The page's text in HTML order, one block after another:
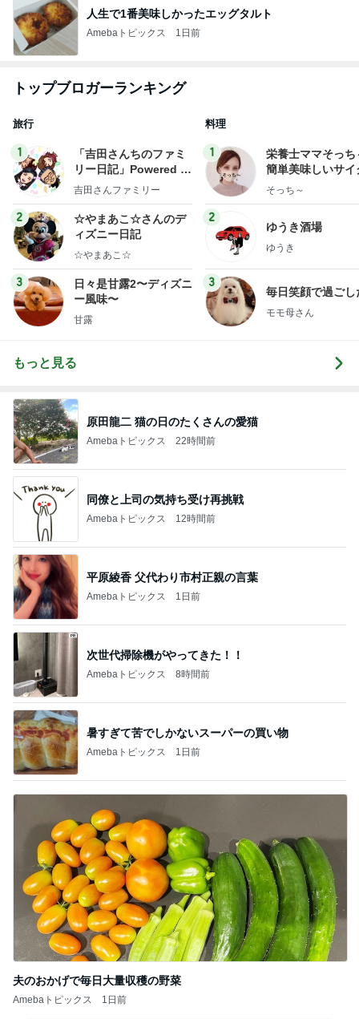
人生で1番美味しかったエッグタルト
Amebaトピックス 1日前
トップブロガーランキング
旅行
1
「吉田さんちのファミ
リー日記」Powered b
y Ameba 吉田さんファ
ログ
吉田さんファミリー
2
☆やまあこ☆さんのデ
ィズニー日記
☆やまあこ☆
3
日々是甘露2〜ディズニ
ー風味〜
甘露
料理
1
栄養士ママそっち
簡単美味しいサイ
献立
そっち～
2
ゆうき酒場
ゆうき
3
毎日笑顔で過ごし
モモ母さん
もっと見る
原田龍二 猫の日のたくさんの愛猫
Amebaトピックス 22時間前
同僚と上司の気持ち受け再挑戦
Amebaトピックス 12時間前
平原綾香 父代わり市村正親の言葉
Amebaトピックス 1日前
次世代掃除機がやってきた！！
Amebaトピックス 8時間前
暑すぎて苦でしかないスーパーの買い物
Amebaトピックス 1日前
夫のおかげで毎日大量収穫の野菜
Amebaトピックス 1日前